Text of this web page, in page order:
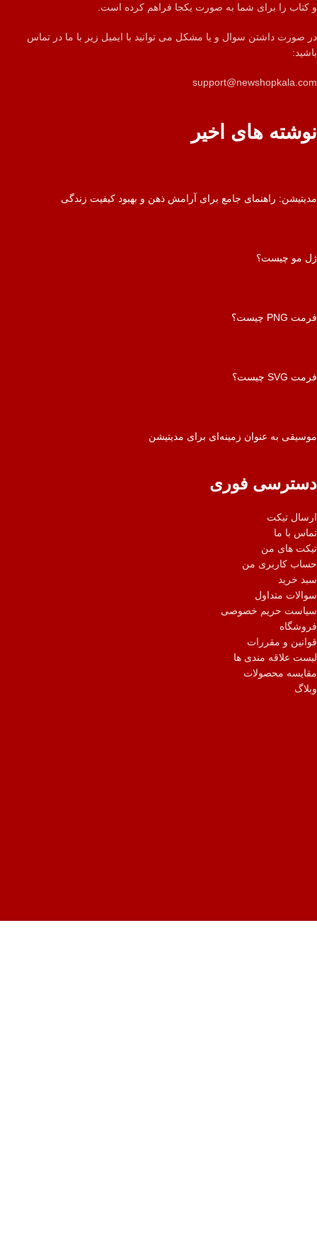
و کتاب را برای شما به صورت یکجا فراهم کرده است.
در صورت داشتن سوال و یا مشکل می توانید با ایمیل زیر با ما در تماس
باشید:
support@newshopkala.com
نوشته های اخیر
مدیتیشن: راهنمای جامع برای آرامش ذهن و بهبود کیفیت زندگی
ژل مو چیست؟
فرمت PNG چیست؟
فرمت SVG چیست؟
موسیقی به عنوان زمینه‌ای برای مدیتیشن
دسترسی فوری
ارسال تیکت
تماس با ما
تیکت های من
حساب کاربری من
سبد خرید
سوالات متداول
سیاست حریم خصوصی
فروشگاه
قوانین و مقررات
لیست علاقه مندی ها
مقایسه محصولات
وبلاگ